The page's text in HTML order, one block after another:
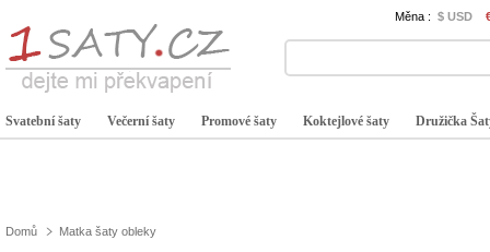
Měna : $ USD
Svatební šaty Večerní šaty Promové šaty Koktejlové šaty Družička
Domů Matka šaty obleky